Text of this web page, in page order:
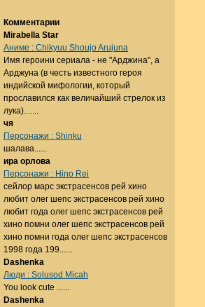
Комментарии
Mirabella Star
Аниме : Chikyuu Shoujo Arujuna
Имя героини сериала - не "Арджина", а
Арджуна (в честь известного героя
индийской мифологии, который
прославился как величайший стрелок из
лука).......
чя
Персонажи : Shinku
шалава......
ира орлова
Персонажи : Hino Rei
сейлор марс экстрасенсов рей хино
любит олег шепс экстрасенсов рей хино
любит года олег шепс экстрасенсов рей
хино помни олег шепс экстрасенсов рей
хино помни года олег шепс экстрасенсов
1998 года 199......
Dashenka
Люди : Solusod Micah
You look cute ......
Dashenka